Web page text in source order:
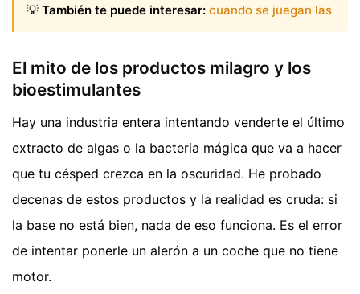
💡 También te puede interesar: cuando se juegan las
El mito de los productos milagro y los
bioestimulantes
Hay una industria entera intentando venderte el último
extracto de algas o la bacteria mágica que va a hacer
que tu césped crezca en la oscuridad. He probado
decenas de estos productos y la realidad es cruda: si
la base no está bien, nada de eso funciona. Es el error
de intentar ponerle un alerón a un coche que no tiene
motor.